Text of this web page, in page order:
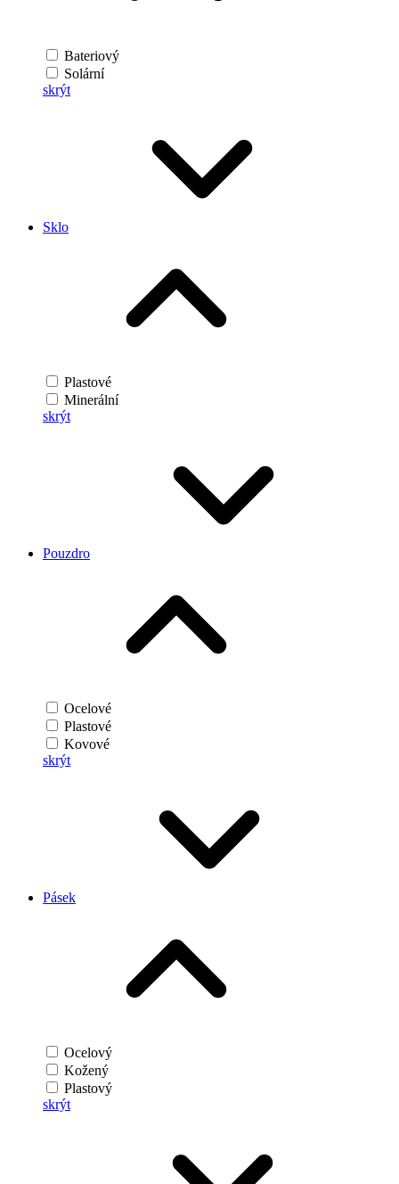
Bateriový
Solární
skrýt
Sklo
Plastové
Minerální
skrýt
Pouzdro
Ocelové
Plastové
Kovové
skrýt
Pásek
Ocelový
Kožený
Plastový
skrýt